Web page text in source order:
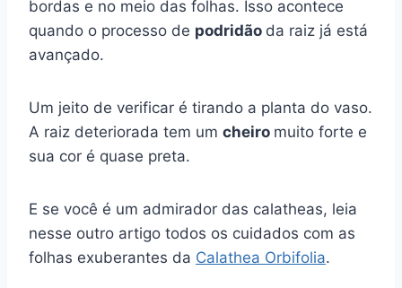
bordas e no meio das folhas. Isso acontece
quando o processo de podridão da raiz já está
avançado.
Um jeito de verificar é tirando a planta do vaso.
A raiz deteriorada tem um cheiro muito forte e
sua cor é quase preta.
E se você é um admirador das calatheas, leia
nesse outro artigo todos os cuidados com as
folhas exuberantes da Calathea Orbifolia.